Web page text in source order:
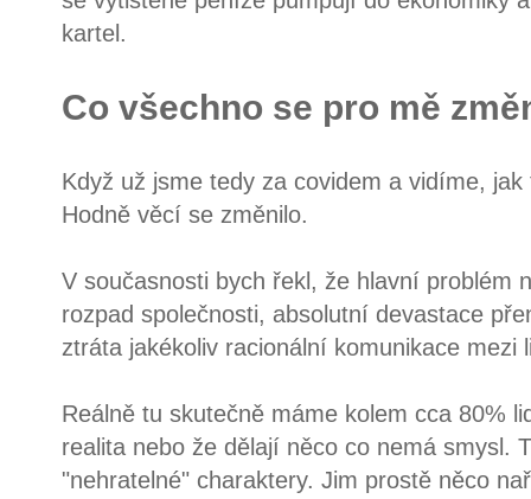
kartel.
Co všechno se pro mě
Když už jsme tedy za covidem a vidíme,
Hodně věcí se změnilo.
V současnosti bych řekl, že hlavní problém
rozpad společnosti, absolutní devastace
ztráta jakékoliv racionální komunikace mezi
Reálně tu skutečně máme kolem cca 80%
realita nebo že dělají něco co nemá smysl.
"nehratelné" charaktery. Jim prostě něco